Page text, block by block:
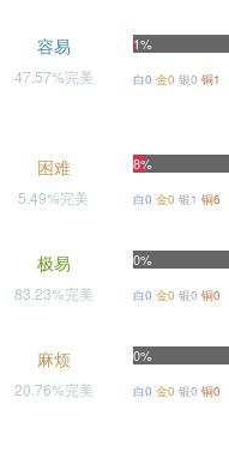
容易
47.57%完美
1%
白0 金0 银0 铜1
困难
5.49%完美
8%
白0 金0 银1 铜6
极易
83.23%完美
0%
白0 金0 银0 铜0
麻烦
20.76%完美
0%
白0 金0 银0 铜0